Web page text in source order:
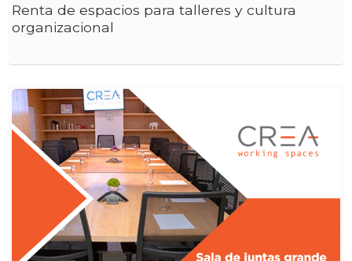
Renta de espacios para talleres y cultura
organizacional